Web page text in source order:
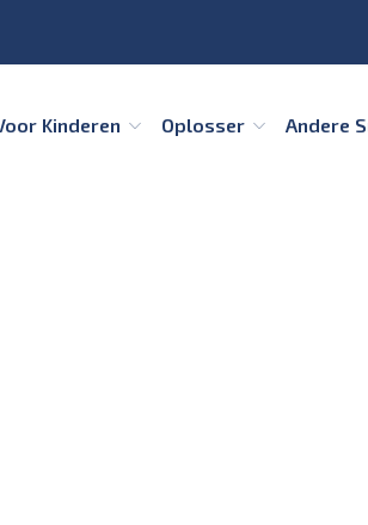
Voor Kinderen Oplosser Andere